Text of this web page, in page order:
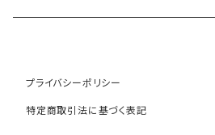
1996年
1998年
2005年
2007年
2016年
2005年
2007年
1996年 - 1999年
1993年
2002年
1992年
2001年
1991年
2000年
1985年・以前
1990年代
プライバシーポリシー
特定商取引法に基づく表記